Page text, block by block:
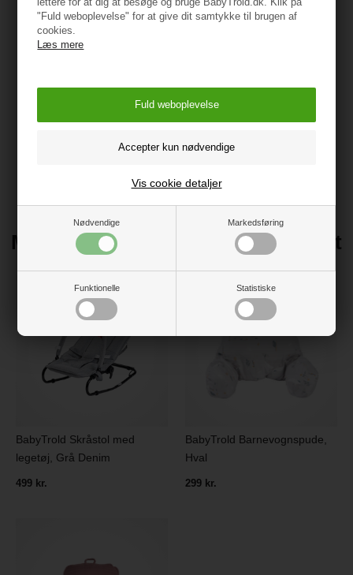
"Fuld weboplevelse" for at give dit samtykke til brugen af
cookies.
Læs mere
Nødvendige Markedsføring
Funktionelle Statistiske
Vis cookie detaljer
Hvornår må baby sidde op i barnevogn?
Mange forældre glæder sig til det tidspunkt, hvor deres barn
kan komme op at sidde i barnevognen, så han eller hun kan
Der gælder samme anbefalinger for at sidde i barnevogn som
generelt: Babyer må sidde op i barnevognen, når de kan
, der sikrer, at barnet sidder godt og
Måske du kunne være interesseret
i disse produkter
BabyTrold Skråstol med
legetøj, Grå Denim
499 kr.
BabyTrold Barnevognspude,
Hval
299 kr.